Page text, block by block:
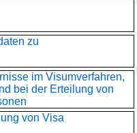
zu
im Visumverfahren,
bei der Erteilung von
von Visa